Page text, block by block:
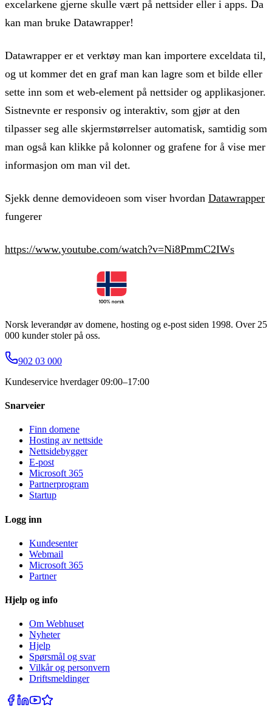
excelarkene gjerne skulle vært på nettsider eller i apps. Da
kan man bruke Datawrapper!
Datawrapper er et verktøy man kan importere exceldata til,
og ut kommer det en graf man kan lagre som et bilde eller
sette inn som et web-element på nettsider og applikasjoner.
Sistnevnte er responsiv og interaktiv, som gjør at den
tilpasser seg alle skjermstørrelser automatisk, samtidig som
man også kan klikke på kolonner og grafene for å vise mer
informasjon om man vil det.
Sjekk denne demovideoen som viser hvordan Datawrapper
fungerer
https://www.youtube.com/watch?v=Ni8PmmC2IWs
Norsk leverandør av domene, hosting og e-post siden 1998. Over 25
000 kunder stoler på oss.
902 03 000
Kundeservice hverdager 09:00–17:00
Snarveier
Finn domene
Hosting av nettside
Nettsidebygger
E-post
Microsoft 365
Partnerprogram
Startup
Logg inn
Kundesenter
Webmail
Microsoft 365
Partner
Hjelp og info
Om Webhuset
Nyheter
Hjelp
Spørsmål og svar
Vilkår og personvern
Driftsmeldinger